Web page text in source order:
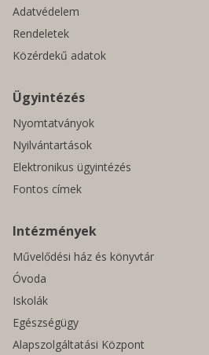
Adatvédelem
Rendeletek
Közérdekű adatok
Ügyintézés
Nyomtatványok
Nyilvántartások
Elektronikus ügyintézés
Fontos címek
Intézmények
Művelődési ház és könyvtár
Óvoda
Iskolák
Egészségügy
Alapszolgáltatási Központ